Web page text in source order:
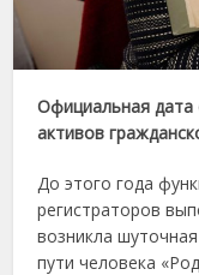
Официальная дата
активов
До этого года
регистраторов
возникла
пути человека